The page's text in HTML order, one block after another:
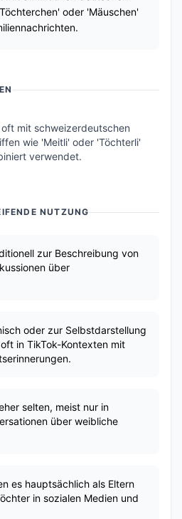
oder 'Mäuschen'
mit schweizerdeutschen
wie 'Meitli' oder 'Töchterli'
verwendet.
NUTZUNG
zur Beschreibung von
über
oder zur Selbstdarstellung
in TikTok-Kontexten mit
selten, meist nur in
über weibliche
es hauptsächlich als Eltern
in sozialen Medien und